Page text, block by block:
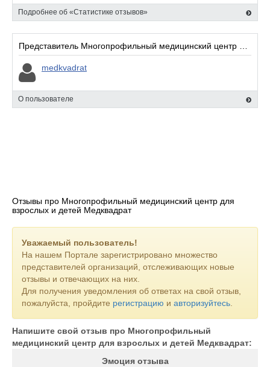
Подробнее об «Статистике отзывов»
medkvadrat
О пользователе
Отзывы про Многопрофильный медицинский центр для
взрослых и детей Медквадрат
Уважаемый пользователь!
На нашем Портале зарегистрировано множество
представителей организаций, отслеживающих новые
отзывы и отвечающих на них.
Для получения уведомления об ответах на свой отзыв,
пожалуйста, пройдите регистрацию и авторизуйтесь
Напишите свой отзыв про Многопрофильный
медицинский центр для взрослых и детей Медквадрат:
Эмоция отзыва